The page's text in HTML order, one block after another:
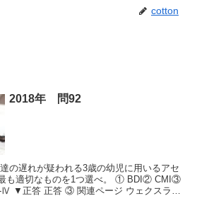
cotton
2018年 問92
遅れが疑われる3歳の幼児に用いるアセ
も適切なものを1つ選べ。 ① BDI② CMI③
▼正答 正答 ③ 関連ページ ウェクスラー